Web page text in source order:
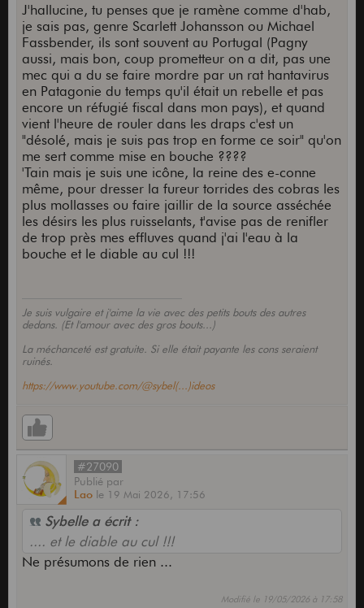
J'hallucine, tu penses que je ramène comme d'hab,
je sais pas, genre Scarlett Johansson ou Michael
Fassbender, ils sont souvent au Portugal (Pagny
aussi, mais bon, coup prometteur on a dit, pas une
mec qui a du se faire mordre par un rat hantavirus
en Patagonie du temps qu'il était un rebelle et pas
encore un réfugié fiscal dans mon pays), et quand
vient l'heure de rouler dans les draps c'est un
"désolé, mais je suis pas trop en forme ce soir" qu'on
me sert comme mise en bouche ????
'Tain mais je suis une icône, la reine des e-conne
même, pour dresser la fureur torrides des cobras les
plus mollasses ou faire jaillir de la source asséchée
les désirs les plus ruisselants, t'avise pas de renifler
de trop près mes effluves quand j'ai l'eau à la
bouche et le diable au cul !!!
Je suis vulgaire et j'aime la vie avec des petits bouts des autres
dedans. (Et l'amour avec des gros bouts...)
La méchanceté est gratuite. Si elle était payante les cons seraient
ruinés.
https://www.youtube.com/@sybel(...)ideos
#27090
Publié par
Lao le 19 Mai 2026, 17:56
Sybelle a écrit :
.... et le diable au cul !!!
Ne présumons de rien ...